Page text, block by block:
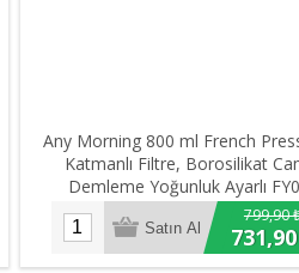
Any Morning 800 ml French
Katmanlı Filtre, Borosilikat
Demleme Yoğunluk Ayarlı
799,90